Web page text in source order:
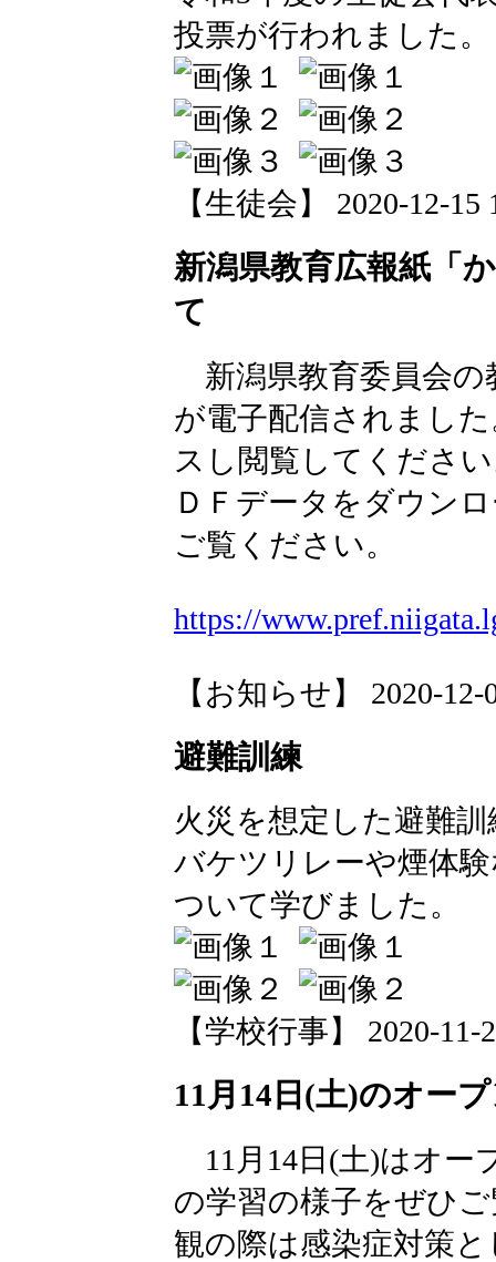
投票が行われました。
【生徒会】 2020-12-15
新潟県教育広報紙「
て
新潟県教育委員会の
が電子配信されまし
スし閲覧してくださ
ＤＦデータをダウン
ご覧ください。
https://
【お知らせ】 2020-12-
避難訓練
火災を想定した避難
バケツリレーや煙体
ついて学びました。
【学校行事】 2020-11-
11月14日(土)のオー
11月14日(土)はオー
の学習の様子をぜひ
観の際は感染症対策